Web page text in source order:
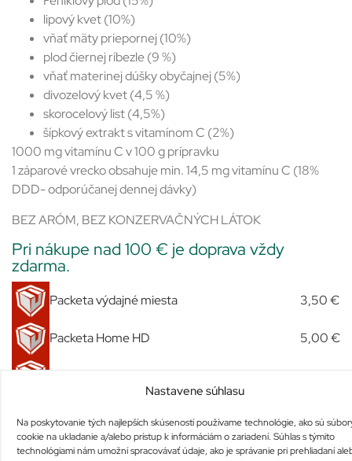
Nastavene súhlasu
Na poskytovanie tých najlepších skúseností používame technológie, ako sú
cookie na ukladanie a/alebo prístup k informáciám o zariadení. Súhlas s týmito
technológiami nám umožní spracovávať údaje, ako je správanie pri prehliadaní
lipový kvet (10%)
vňať mäty priepornej (10%)
plod čiernej ríbezle (9 %)
vňať materinej dúšky obyčajnej (5%)
divozelový kvet (4,5 %)
skorocelový list (4,5%)
šípkový extrakt s vitamínom C (2%)
1000 mg vitamínu C v 100 g prípravku
1 záparové vrecko obsahuje min. 14,5 mg vitamínu C (18%
DDD- odporúčanej dennej dávky)
BEZ ARÓM, BEZ KONZERVAČNÝCH LÁTOK
Pri nákupe nad 100 € je doprava vždy
zdarma.
Packeta výdajné miesta 3,50 €
Packeta Home HD 5,00 €
Packeta večerné doručenie Bratislava HD 5,00 €
Slovenská pošta 3,70 €